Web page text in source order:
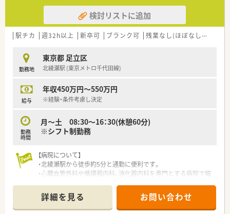
検討リストに追加
駅チカ 週32h以上 新卒可 ブランク可 残業なし(ほぼなし含む)
勤務地
東京都 足立区
北綾瀬駅 (東京メトロ千代田線)
給与
年収450万円～550万円
※経験・条件考慮し決定
勤務
時間
月～土 08:30～16：30(休憩60分)
※シフト制勤務
【病院について】
・北綾瀬駅から徒歩約5分と通勤に便利です。
・心臓血管外科や循環器内科、消化器内科を専門とする病院で幅
・薬剤師は常勤13名とパート1名が在籍しており、安定した体制
で業務に取り組めます。
詳細を見る お問い合わせ